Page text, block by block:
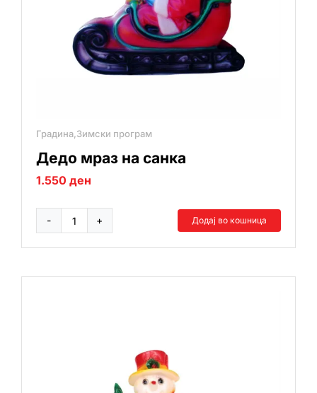
Градина,Зимски програм
Дедо мраз на санка
1.550 ден
Дедо
санка
Додај во кошница